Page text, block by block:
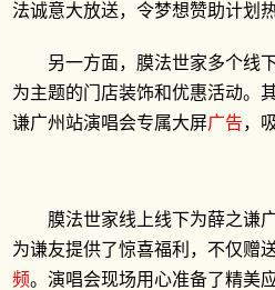
法诚意大放送，令梦想赞助计划
另一方面，膜法世家多个线
为主题的门店装饰和优惠活动。
谦广州站演唱会专属大屏广告，
膜法世家线上线下为薛之谦
为谦友提供了惊喜福利，不仅赠
频。演唱会现场用心准备了精美